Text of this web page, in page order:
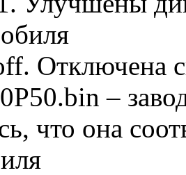
Отключена
–
что она